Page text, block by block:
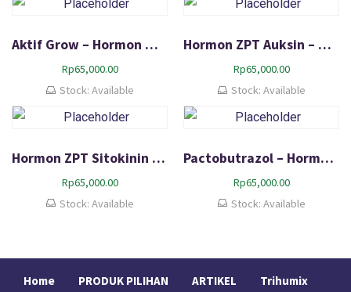
Aktif Grow – Hormon Mengoptimalkan Tanaman
Rp65,000.00
Stock: Available
Hormon ZPT Auksin – Merangsang Pertumbuhan Akar Tanaman
Rp65,000.00
Stock: Available
Hormon ZPT Sitokinin Pembentuk Tunas Batang dan Daun
Rp65,000.00
Stock: Available
Pactobutrazol – Hormon Mengoptimalkan Pembungaan
Rp65,000.00
Stock: Available
Home PRODUK PILIHAN ARTIKEL
Trihumix